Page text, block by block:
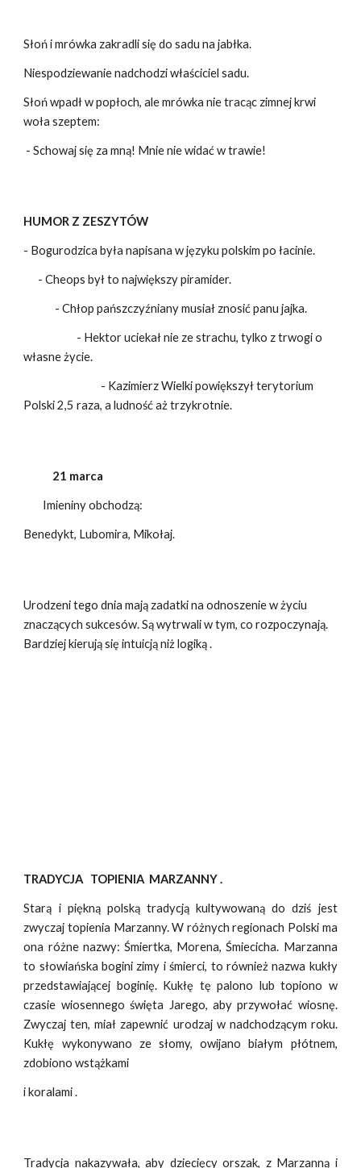
Słoń i mrówka zakradli się do sadu na jabłka.
Niespodziewanie nadchodzi właściciel sadu.
Słoń wpadł w popłoch, ale mrówka nie tracąc zimnej krwi
woła szeptem:
- Schowaj się za mną! Mnie nie widać w trawie!
HUMOR Z ZESZYTÓW
- Bogurodzica była napisana w języku polskim po łacinie.
- Cheops był to największy piramider.
- Chłop pańszczyźniany musiał znosić panu jajka.
- Hektor uciekał nie ze strachu, tylko z trwogi o
własne życie.
- Kazimierz Wielki powiększył terytorium
Polski 2,5 raza, a ludność aż trzykrotnie.
21 marca
Imieniny obchodzą:
Benedykt, Lubomira, Mikołaj.
Urodzeni tego dnia mają zadatki na odnoszenie w życiu
znaczących sukcesów. Są wytrwali w tym, co rozpoczynają.
Bardziej kierują się intuicją niż logiką .
TRADYCJA TOPIENIA MARZANNY .
Starą i piękną polską tradycją kultywowaną do dziś jest
zwyczaj topienia Marzanny. W różnych regionach Polski ma
ona różne nazwy: Śmiertka, Morena, Śmiecicha. Marzanna
to słowiańska bogini zimy i śmierci, to również nazwa kukły
przedstawiającej boginię. Kukłę tę palono lub topiono w
czasie wiosennego święta Jarego, aby przywołać wiosnę.
Zwyczaj ten, miał zapewnić urodzaj w nadchodzącym roku.
Kukłę wykonywano ze słomy, owijano białym płótnem,
zdobiono wstążkami
i koralami .
Tradycja nakazywała, aby dziecięcy orszak, z Marzanną i